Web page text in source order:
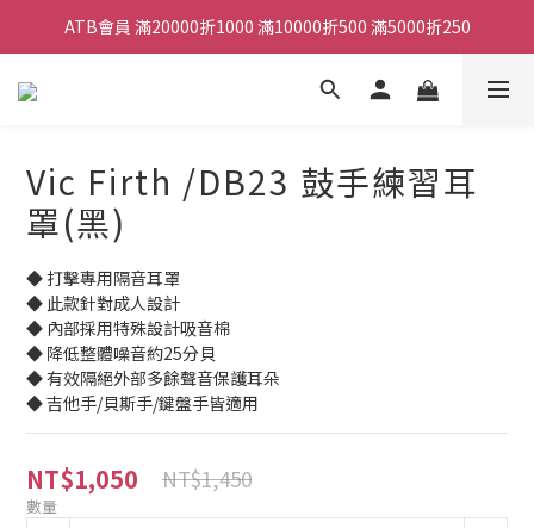
ATB會員 滿20000折1000 滿10000折500 滿5000折250
ATB會員 滿20000折1000 滿10000折500 滿5000折250
全館滿490元免運
ATB會員 滿20000折1000 滿10000折500 滿5000折250
Vic Firth /DB23 鼓手練習耳
罩(黑)
◆ 打擊專用隔音耳罩
◆ 此款針對成人設計
◆ 內部採用特殊設計吸音棉
◆ 降低整體噪音約25分貝
◆ 有效隔絕外部多餘聲音保護耳朵
◆ 吉他手/貝斯手/鍵盤手皆適用
NT$1,050 NT$1,450
數量